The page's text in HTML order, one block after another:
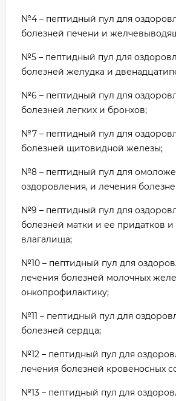
№4 – пептидный пул для
болезней печени и
№5 – пептидный пул для
болезней желудка и
№6 – пептидный пул для
болезней легких и бронхов;
№7 – пептидный пул для
болезней щитовидной железы;
№8 – пептидный пул для
оздоровления, и лечения
№9 – пептидный пул для
болезней матки и ее придатков
влагалища;
№10 – пептидный пул для
лечения болезней молочных
онкопрофилактику;
№11 – пептидный пул для
болезней сердца;
№12 – пептидный пул для
лечения болезней кровеносных
№13 – пептидный пул для